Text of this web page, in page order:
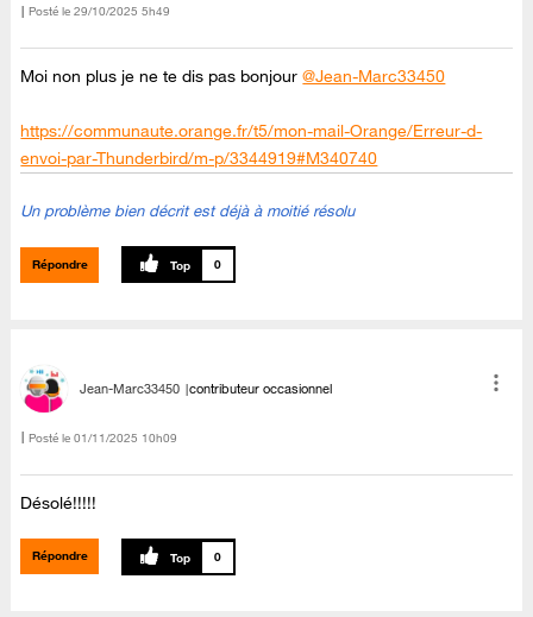
Posté le ‎29/10/2025 5h49
Moi non plus je ne te dis pas bonjour@Jean-Marc33450
https://communaute.orange.fr/t5/mon-mail-Orange/Erreur-d-
envoi-par-Thunderbird/m-p/3344919#M340740
Un problème bien décrit est déjà à moitié résolu
Répondre 0
Jean-Marc33450 contributeur occasionnel
Posté le ‎01/11/2025 10h09
Désolé!!!!!
Répondre 0